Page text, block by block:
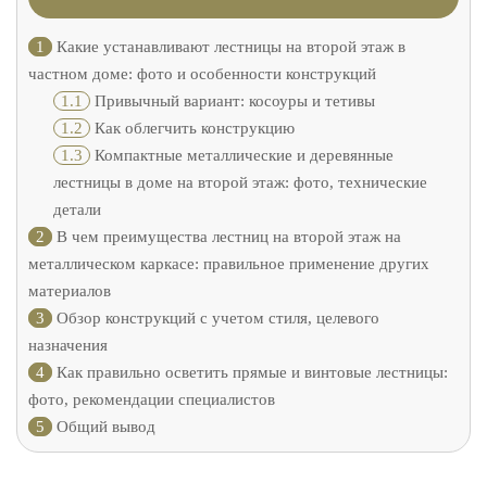
1
Какие устанавливают лестницы на второй этаж в
частном доме: фото и особенности конструкций
1.1 Привычный вариант: косоуры и тетивы
1.2 Как облегчить конструкцию
1.3 Компактные металлические и деревянные
лестницы в доме на второй этаж: фото, технические
детали
2
В чем преимущества лестниц на второй этаж на
металлическом каркасе: правильное применение других
материалов
3
Обзор конструкций с учетом стиля, целевого
назначения
4
Как правильно осветить прямые и винтовые лестницы:
фото, рекомендации специалистов
5
Общий вывод